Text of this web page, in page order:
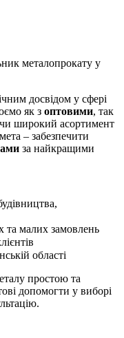
металопрокату у
досвідом у сфері
як з оптовими, так
широкий асортимент
– забезпечити
за найкращими
та малих замовлень
області
простою та
допомогти у виборі